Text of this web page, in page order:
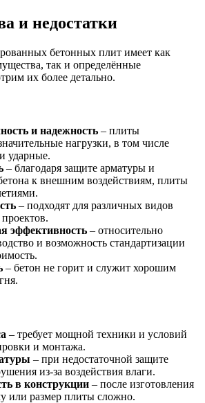
и недостатки
бетонных плит имеет как
так и определённые
их более детально.
и надежность – плиты
нагрузки, в том числе
ударные.
– благодаря защите арматуры и
к внешним воздействиям, плиты
– подходят для различных видов
эффективность – относительно
и возможность стандартизации
– бетон не горит и служит хорошим
– требует мощной техники и условий
и монтажа.
– при недостаточной защите
из-за воздействия влаги.
в конструкции – после изготовления
или размер плиты сложно.